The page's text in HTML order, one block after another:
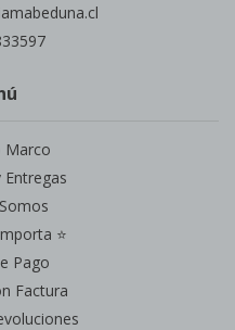
Marco
⭐
Pago
Factura